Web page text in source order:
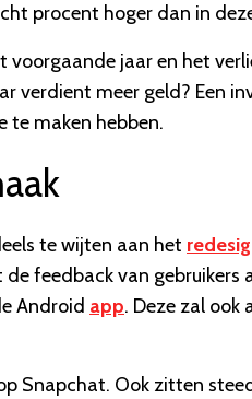
procent hoger dan in
jaar en het
verdient meer geld? Een
te maken hebben.
te wijten aan het
feedback van gebruikers
Android app. Deze zal
Snapchat. Ook zitten